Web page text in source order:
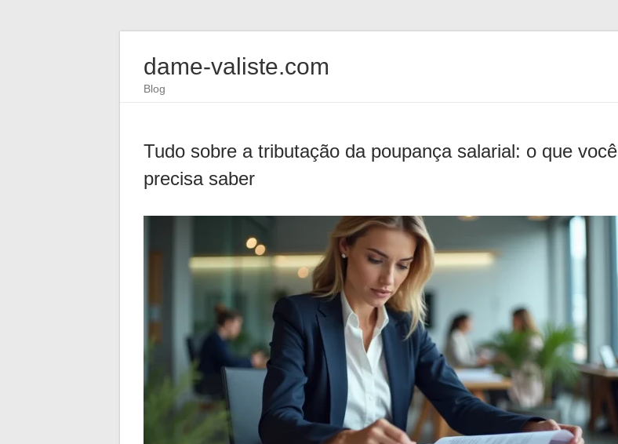
dame-valiste.com
Blog
Tudo sobre a tributação da poupança salarial: o que você
precisa saber